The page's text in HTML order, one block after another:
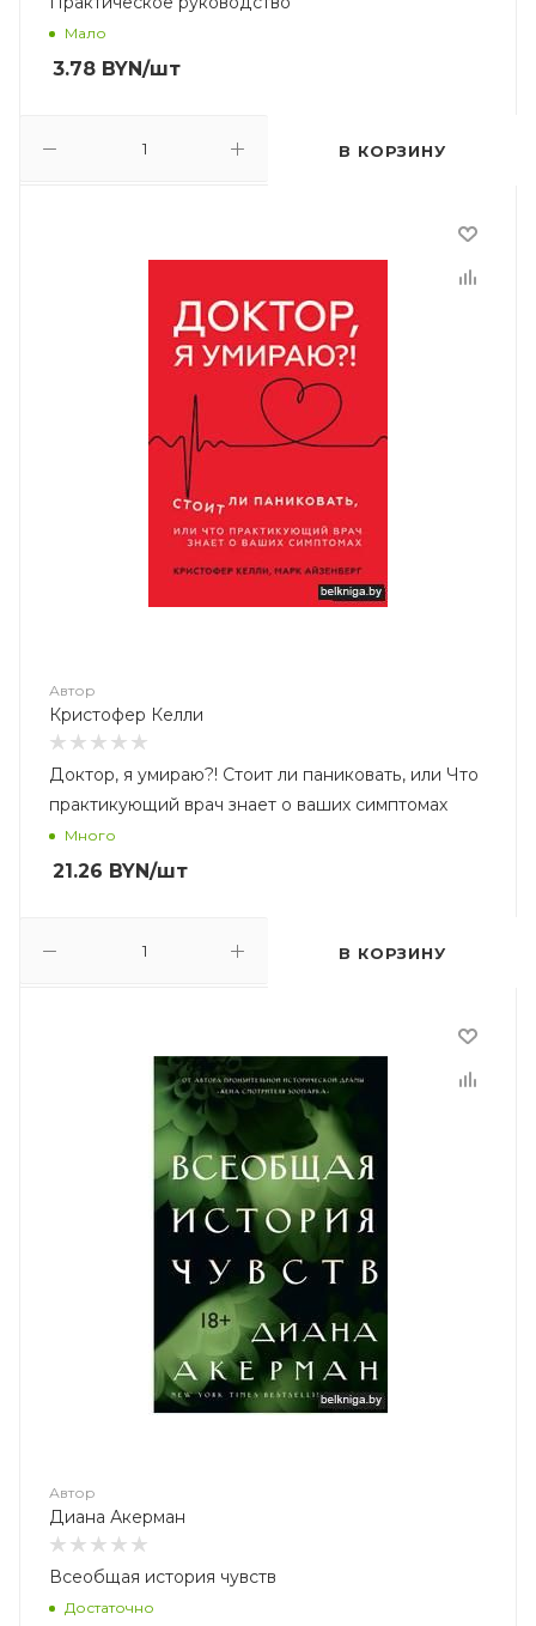
Мало
3.78 BYN/шт
В КОРЗИНУ
Автор
Кристофер Келли
Доктор, я умираю?! Стоит ли паниковать, или Что
практикующий врач знает о ваших симптомах
Много
21.26 BYN/шт
В КОРЗИНУ
Автор
Диана Акерман
Всеобщая история чувств
Достаточно